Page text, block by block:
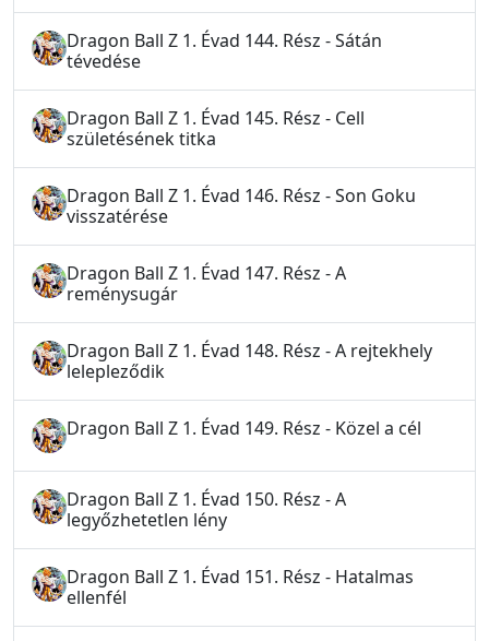
Dragon Ball Z 1. Évad 144. Rész - Sátán
tévedése
Dragon Ball Z 1. Évad 145. Rész - Cell
születésének titka
Dragon Ball Z 1. Évad 146. Rész - Son Goku
visszatérése
Dragon Ball Z 1. Évad 147. Rész - A
reménysugár
Dragon Ball Z 1. Évad 148. Rész - A rejtekhely
lelepleződik
Dragon Ball Z 1. Évad 149. Rész - Közel a cél
Dragon Ball Z 1. Évad 150. Rész - A
legyőzhetetlen lény
Dragon Ball Z 1. Évad 151. Rész - Hatalmas
ellenfél